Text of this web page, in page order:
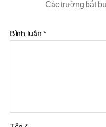
Các trường bắt
Bình luận*